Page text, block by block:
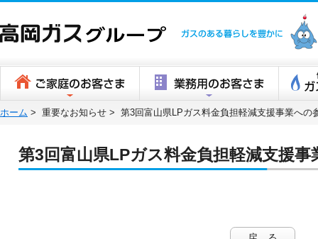
高岡ガスグ
ホーム > 重要なお知らせ > 第3回富山県LPガス料金負担軽減支援事業への
第3回富山県LPガス料金負担軽減支援